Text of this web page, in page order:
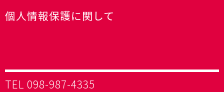
個人情報保護に関して
TEL 098-987-4335